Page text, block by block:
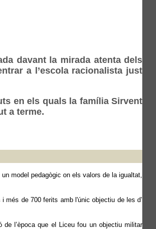
davant la mirada atenta dels
a l’escola racionalista just
en els quals la família Sirvent
a terme.
model pedagògic on els valors de la igualtat,
més de 700 ferits amb l'únic objectiu de les d’
l’època que el Liceu fou un objectiu militar